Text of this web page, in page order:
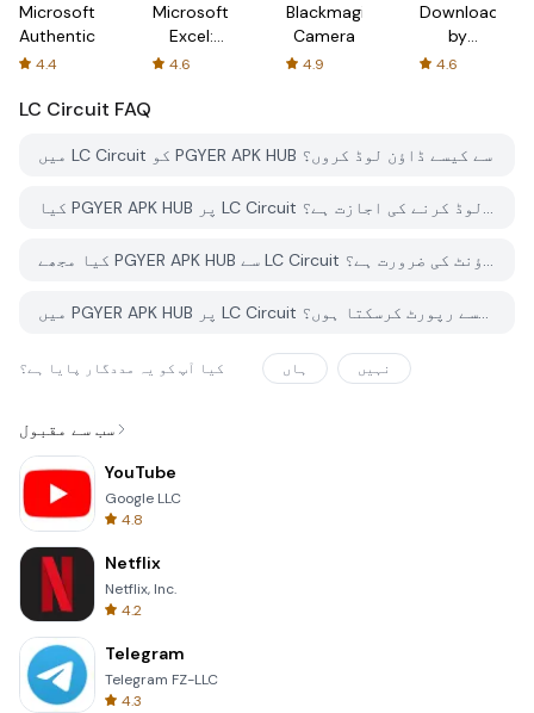
Microsoft
Authenticator
4.4
Microsoft
Excel:
Spreadsheets
4.6
Blackmagic
Camera
4.9
Downloader
by
AFTVnews
4.6
LC Circuit FAQ
میں LC Circuit کو PGYER APK HUB سے کیسے ڈاؤن لوڈ کروں؟
کیا PGYER APK HUB پر LC Circuit کو مفت ڈاؤن لوڈ کرنے کی اجازت ہے؟
کیا مجھے PGYER APK HUB سے LC Circuit ڈاؤن لوڈ کرنے کے لئے اکاؤنٹ کی ضرورت ہے؟
میں PGYER APK HUB پر LC Circuit کے ساتھ کوئی مسئلہ کیسے رپورٹ کرسکتا ہوں؟
کیا آپ کو یہ مددگار پایا ہے؟ ہاں نہیں
سب سے مقبول
YouTube
Google LLC
4.8
Netflix
Netflix, Inc.
4.2
Telegram
Telegram FZ-LLC
4.3